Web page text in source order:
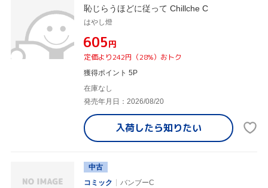
恥じらうほどに従って Chillche C
はやし燈
¥605円
定価より242円（28%）おトク
獲得ポイント 5P
在庫なし
発売年月日：2026/08/20
入荷したら知りたい
中古
コミック
バンブーC